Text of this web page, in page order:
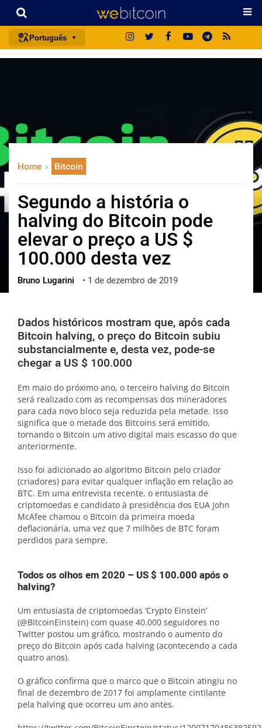
Português
italiano
日本語
русский
한국어
العربية
ไทย
ქართული
vietnamese
Home Bitcoin
Segundo a história o
halving do Bitcoin pode
elevar o preço a US $
100.000 desta vez
Bruno Lugarini • 1 de dezembro de 2019
Dados históricos mostram que, após cada
Bitcoin halving, o preço do Bitcoin subiu
substancialmente e, desta vez, pode-se
chegar a US $ 100.000
Em maio do próximo ano, o terceiro halving do Bitcoin
será realizado com as recompensas dos mineradores
para cada novo bloco seja reduzida pela metade. Isso
significa que o metade dos Bitcoins será emitido,
tornando o Bitcoin um ativo digital mais escasso do que
anteriormente.
Isso foi adicionado ao algoritmo Bitcoin pelo criador
(criadores) para evitar qualquer inflação em relação ao
BTC. Em uma entrevista recente, o entusiasta de
criptomoedas e candidato à presidência dos EUA John
McAfee chamou o Bitcoin da primeira moeda
deflacionária, uma vez que 7 milhões de BTC foram
perdidos para sempre.
Todos os olhos em 2020 – US $ 100.000 após o
halving?
Um entusiasta de criptomoedas ‘Crypto Einstein’
(@BitcoinEinstein) com quase 40.000 seguidores no
Twitter postou um gráfico, mostrando o aumento do
preço do Bitcoin após cada halving (acontecendo a cada
quatro anos).
O gráfico confirma que o marco que o Bitcoin atingiu no
final de dezembro de 2017 foi amplamente cintilante
pela halving que ocorreu um ano antes.